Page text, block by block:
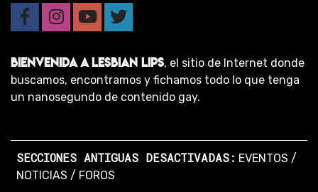
BIENVENIDA A LESBIAN LIPS, el sitio de Internet donde
buscamos, encontramos y fichamos todo lo que tenga
un nanosegundo de contenido gay.
SECCIONES ANTIGUAS DESACTIVADAS: EVENTOS /
NOTICIAS / FOROS